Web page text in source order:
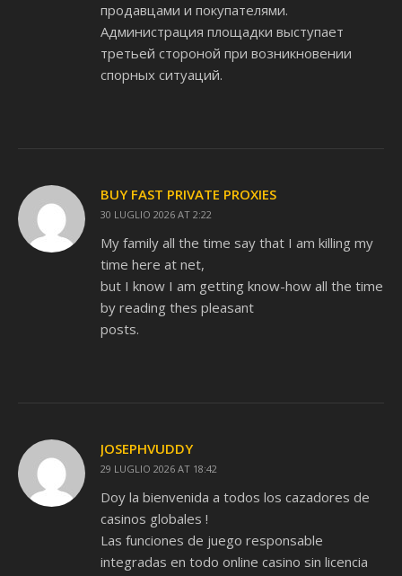
продавцами и покупателями.
Администрация площадки выступает
третьей стороной при возникновении
спорных ситуаций.
BUY FAST PRIVATE PROXIES
30 LUGLIO 2026 AT 2:22
My family all the time say that I am killing my
time here at net,
but I know I am getting know-how all the time
by reading thes pleasant
posts.
JOSEPHVUDDY
29 LUGLIO 2026 AT 18:42
Doy la bienvenida a todos los cazadores de
casinos globales !
Las funciones de juego responsable
integradas en todo online casino sin licencia